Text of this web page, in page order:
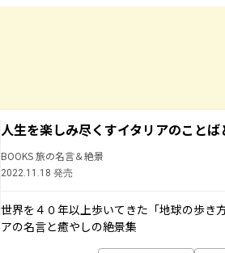
人生を楽しみ尽くすイタリアのことば
BOOKS 旅の名言＆絶景
2022.11.18 発売
世界を４０年以上歩いてきた「地球の歩き
アの名言と癒やしの絶景集